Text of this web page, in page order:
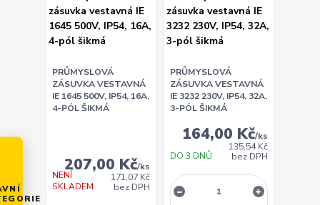
PRŮMYSLOVÁ
ZÁSUVKA VESTAVNÁ
IE 1645 500V, IP54, 16A,
4-PÓL ŠIKMÁ
207,00 Kč/ks
171,07 Kč
bez DPH
NENÍ
SKLADEM
PRŮMYSLOVÁ
ZÁSUVKA VESTAVNÁ
IE 3232 230V, IP54, 32A,
3-PÓL ŠIKMÁ
164,00 Kč/ks
135,54 Kč
bez DPH
DO 3 DNŮ